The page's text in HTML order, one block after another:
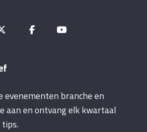
evenementen branche en
aan en ontvang elk kwartaal